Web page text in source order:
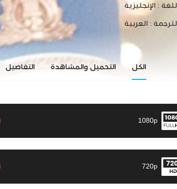
اللغة : الإنجليزية
الترجمة : العربية
الكل التحميل والمشاهدة التفاصيل
1080p
720p